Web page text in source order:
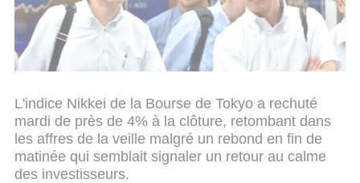
L'indice Nikkei de la Bourse de Tokyo a rechuté
mardi de près de 4% à la clôture, retombant dans
les affres de la veille malgré un rebond en fin de
matinée qui semblait signaler un retour au calme
des investisseurs.